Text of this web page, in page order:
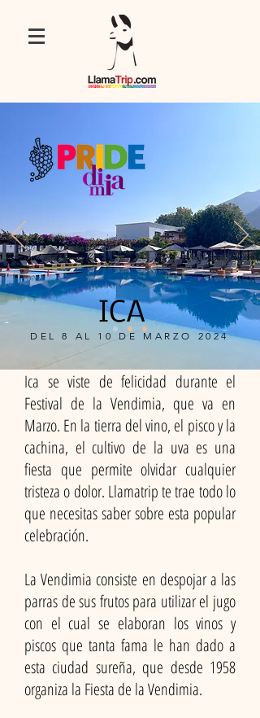
ICA
DEL 8 AL 10 DE MARZO 2024
Ica se viste de felicidad durante el
Festival de la Vendimia, que va en
Marzo. En la tierra del vino, el pisco y la
cachina, el cultivo de la uva es una
fiesta que permite olvidar cualquier
tristeza o dolor. Llamatrip te trae todo lo
que necesitas saber sobre esta popular
celebración.
La Vendimia consiste en despojar a las
parras de sus frutos para utilizar el jugo
con el cual se elaboran los vinos y
piscos que tanta fama le han dado a
esta ciudad sureña, que desde 1958
organiza la Fiesta de la Vendimia.